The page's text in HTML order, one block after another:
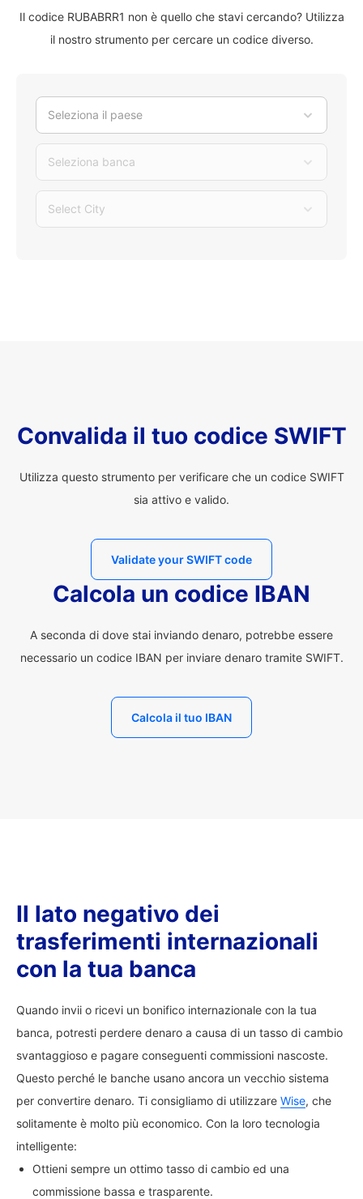
Il codice RUBABRR1 non è quello che stavi cercando? Utilizza
il nostro strumento per cercare un codice diverso.
Seleziona il paese
Seleziona banca
Select City
Convalida il tuo codice SWIFT
Utilizza questo strumento per verificare che un codice SWIFT
sia attivo e valido.
Validate your SWIFT code
Calcola un codice IBAN
A seconda di dove stai inviando denaro, potrebbe essere
necessario un codice IBAN per inviare denaro tramite SWIFT.
Calcola il tuo IBAN
Il lato negativo dei
trasferimenti internazionali
con la tua banca
Quando invii o ricevi un bonifico internazionale con la tua
banca, potresti perdere denaro a causa di un tasso di cambio
svantaggioso e pagare conseguenti commissioni nascoste.
Questo perché le banche usano ancora un vecchio sistema
per convertire denaro. Ti consigliamo di utilizzare Wise, che
solitamente è molto più economico. Con la loro tecnologia
intelligente:
Ottieni sempre un ottimo tasso di cambio ed una
commissione bassa e trasparente.